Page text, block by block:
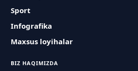
Sport
Infografika
Maxsus loyihalar
BIZ HAQIMIZDA